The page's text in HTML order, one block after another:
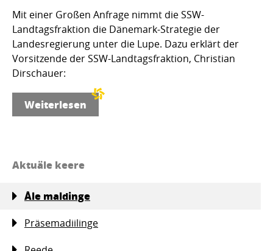
Mit einer Großen Anfrage nimmt die SSW-
Landtagsfraktion die Dänemark-Strategie der
Landesregierung unter die Lupe. Dazu erklärt der
Vorsitzende der SSW-Landtagsfraktion, Christian
Dirschauer:
Weiterlesen
Aktuäle keere
Åle maldinge
Präsemadiilinge